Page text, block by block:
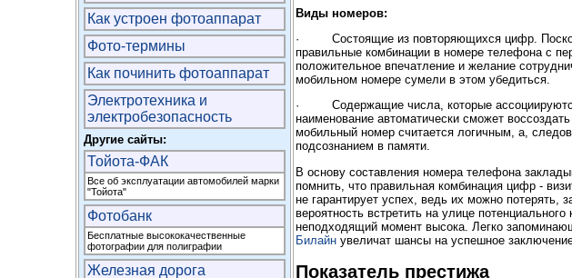
Виды номеров:
· Состоящие из повторяющихся цифр.
правильные комбинации в номере телефона с
положительное впечатление и желание
мобильном номере сумели в этом убедиться.
· Содержащие числа, которые ассоциируются
наименование автоматически сможет
мобильный номер считается логичным, а,
подсознанием в памяти.
В основу составления номера телефона
помнить, что правильная комбинация цифр -
не гарантирует успех, ведь их можно потерять,
вероятность встретить на улице
неподходящий момент высока. Легко
Билайн увеличат шансы на успешное
Показатель престижа
Как устроен фотоаппарат
Фото-термины
Как починить фотоаппарат
Электротехника и
электробезопасность
Другие сайты:
Тойота-ФАК
Все об эксплуатации автомобилей марки
"Тойота"
Фотобанк
Бесплатные высококачественные
фотографии для полиграфии
Железная дорога